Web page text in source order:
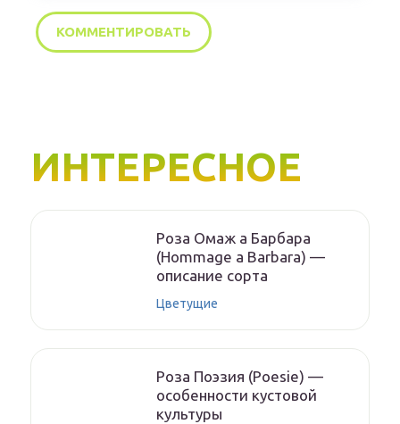
ИНТЕРЕСНОЕ
Роза Омаж а Барбара
(Hommage a Barbara) —
описание сорта
Цветущие
Роза Поэзия (Poesie) —
особенности кустовой
культуры